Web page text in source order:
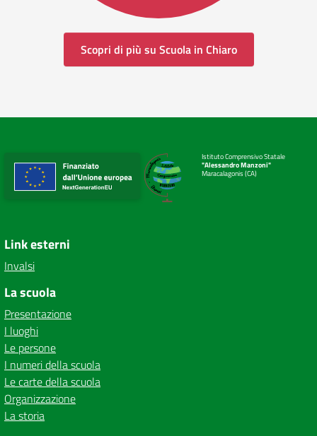
Scopri di più su Scuola in Chiaro
Istituto Comprensivo Statale
"Alessandro Manzoni"
Maracalagonis (CA)
Link esterni
Invalsi
La scuola
Presentazione
I luoghi
Le persone
I numeri della scuola
Le carte della scuola
Organizzazione
La storia